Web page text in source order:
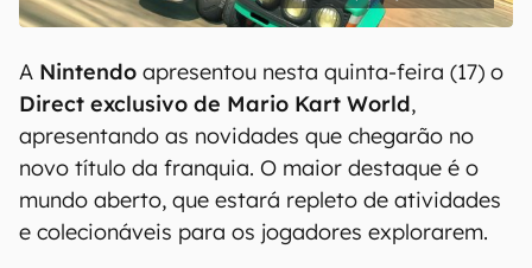
A Nintendo apresentou nesta quinta-feira (17) o
Direct exclusivo de Mario Kart World,
apresentando as novidades que chegarão no
novo título da franquia. O maior destaque é o
mundo aberto, que estará repleto de atividades
e colecionáveis para os jogadores explorarem.